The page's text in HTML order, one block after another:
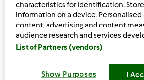
4.0 (1)
Insalata di pasta
bruchina2015
characteristics for identification.
information on a device. Personalised
content, advertising and content
audience research and services
List of Partners (vendors)
Show Purposes I